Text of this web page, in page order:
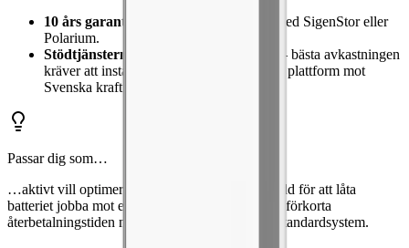
10 års garanti
— solid men inte i klass med SigenStor eller
Polarium.
Stödtjänsterna kräver konfiguration
— bästa avkastningen
kräver att installatören sätter upp Emaldos plattform mot
Svenska kraftnät.
Passar dig som…
…aktivt vill optimera elkostnaden och inte är rädd för att låta
batteriet jobba mot elmarknaden. Räkna med att förkorta
återbetalningstiden med 2–4 år jämfört med ett standardsystem.